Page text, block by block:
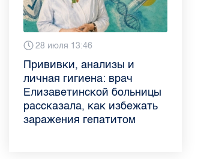
Вчера 9:02
Piter.TV находится в
ТОП-10 рейтинга самых
цитируемых СМИ
Петербурга и Ленобласти
во II квартале 2026 года
28 июля 13:46
Прививки, анализы и
личная гигиена: врач
Елизаветинской больницы
рассказала, как избежать
заражения гепатитом
13 июля 9:05
Как обезопасить ребенка
летом: советы педиатра
для родителей
3 июля 11:56
Проходные баллы в вузах
СПб — 2026: где самый
высокий и самый низкий
конкурс
23 июня 9:10
Врач назвала неожиданные
причины воспаления
ахиллова сухожилия летом
16 июня 11:37
Декрет без потери дохода:
эксперт рассказала о
возможностях для
работающих родителей
11 июня 12:37
Что такое рассеянный
склероз: невролог
Елизаветинской больницы
ответила на главные
вопросы о заболевании
3 июня 10:02
Бамбл с вишней и лимонад
с имбирем: какие напитки
можно приготовить дома в
жару